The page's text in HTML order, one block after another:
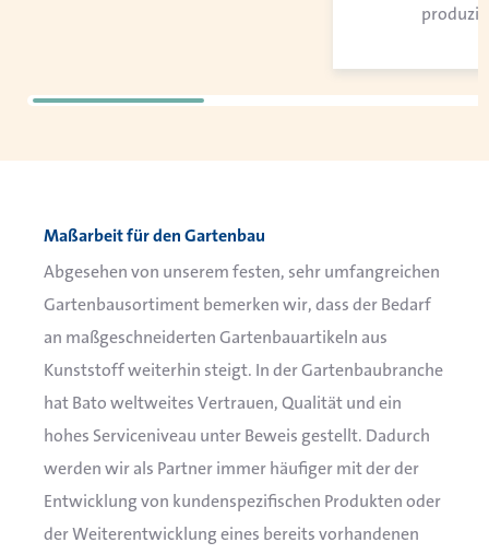
Maßarbeit für den Gartenbau
Abgesehen von unserem festen, sehr umfangreichen
Gartenbausortiment bemerken wir, dass der Bedarf
an maßgeschneiderten Gartenbauartikeln aus
Kunststoff weiterhin steigt. In der Gartenbaubranche
hat Bato weltweites Vertrauen, Qualität und ein
hohes Serviceniveau unter Beweis gestellt. Dadurch
werden wir als Partner immer häufiger mit der der
Entwicklung von kundenspezifischen Produkten oder
der Weiterentwicklung eines bereits vorhandenen